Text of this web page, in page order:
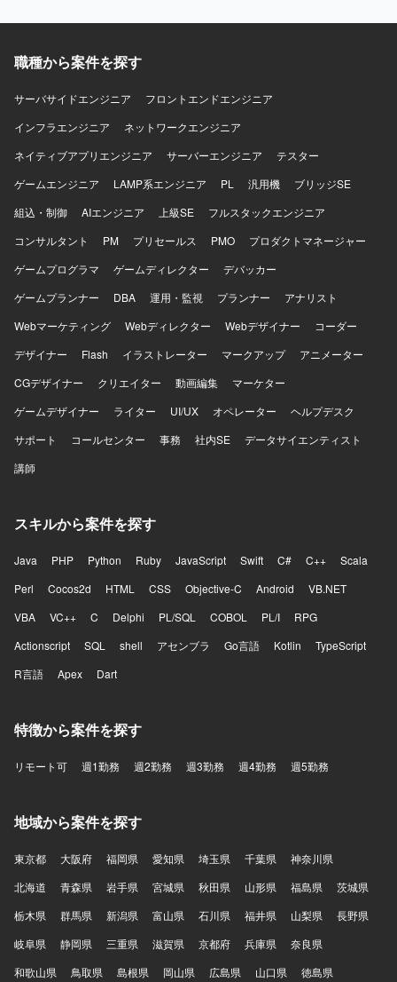
職種から案件を探す
サーバサイドエンジニア
フロントエンドエンジニア
インフラエンジニア
ネットワークエンジニア
ネイティブアプリエンジニア
サーバーエンジニア
テスター
ゲームエンジニア
LAMP系エンジニア PL 汎用機
ブリッジSE
組込・制御
AIエンジニア 上級SE
フルスタックエンジニア
コンサルタント
PM プリセールス PMO
プロダクトマネージャー
ゲームプログラマ
ゲームディレクター
デバッカー
ゲームプランナー
DBA 運用・監視 プランナー
アナリスト
Webマーケティング
Webディレクター Webデザイナー
コーダー
デザイナー
Flash イラストレーター マークアップ
アニメーター
CGデザイナー
クリエイター 動画編集
マーケター
ゲームデザイナー
ライター UI/UX オペレーター
ヘルプデスク
サポート
コールセンター 事務 社内SE
データサイエンティスト
講師
スキルから案件を探す
Java PHP Python Ruby JavaScript Swift C# C++
Scala
Perl
Cocos2d HTML CSS Objective-C Android
VB.NET
VBA
VC++ C Delphi PL/SQL COBOL PL/I
RPG
Actionscript
SQL shell アセンブラ Go言語 Kotlin
TypeScript
R言語
Apex Dart
特徴から案件を探す
リモート可 週1勤務 週2勤務 週3勤務 週4勤務 週5勤務
地域から案件を探す
東京都 大阪府 福岡県 愛知県 埼玉県 千葉県
神奈川県
北海道
青森県 岩手県 宮城県 秋田県 山形県 福島県
茨城県
栃木県
群馬県 新潟県 富山県 石川県 福井県 山梨県
長野県
岐阜県
静岡県 三重県 滋賀県 京都府 兵庫県
奈良県
和歌山県
鳥取県 島根県 岡山県 広島県 山口県 徳島県